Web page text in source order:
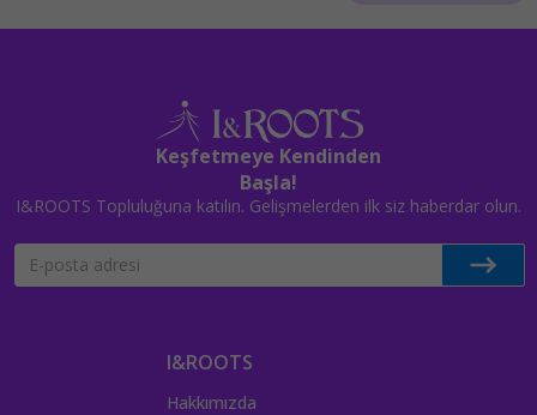
Keşfetmeye Kendinden
Başla!
I&ROOTS Topluluğuna katılın. Gelişmelerden ilk siz haberdar olun.
I&ROOTS
Hakkımızda